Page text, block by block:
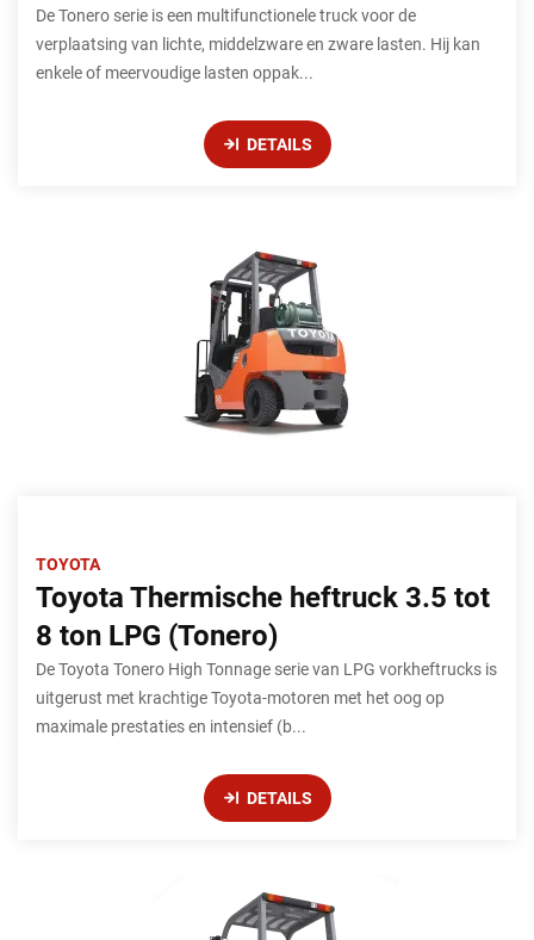
De Tonero serie is een multifunctionele truck voor de
verplaatsing van lichte, middelzware en zware lasten. Hij kan
enkele of meervoudige lasten oppak...
DETAILS
TOYOTA
Toyota Thermische heftruck 3.5 tot
8 ton LPG (Tonero)
De Toyota Tonero High Tonnage serie van LPG vorkheftrucks is
uitgerust met krachtige Toyota-motoren met het oog op
maximale prestaties en intensief (b...
DETAILS